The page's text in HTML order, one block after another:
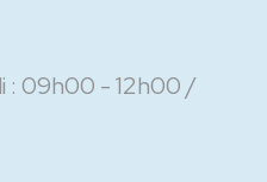
: 09h00 - 12h00